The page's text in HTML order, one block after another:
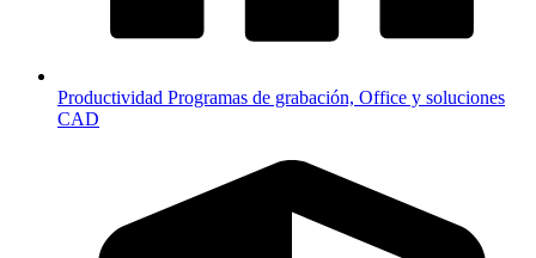
Productividad Programas de grabación, Office y soluciones
CAD